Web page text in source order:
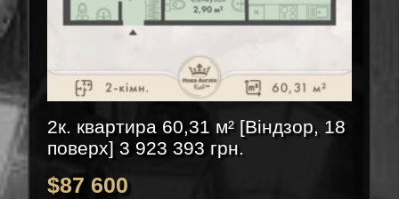
2к. квартира 60,31 м² [Віндзор, 18
поверх] 3 923 393 грн.
$87 600